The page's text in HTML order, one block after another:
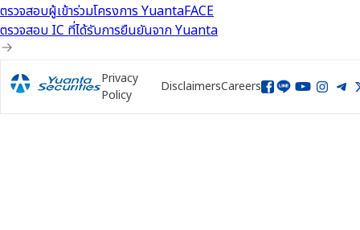
ตรวจสอบผู้เข้าร่วมโครงการ YuantaFACE
ตรวจสอบ IC ที่ได้รับการยืนยันจาก Yuanta
Privacy
Policy
DisclaimersCareers